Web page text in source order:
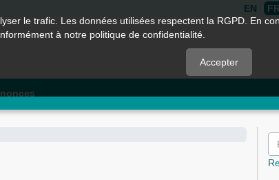
EN FR
le trafic. Les données utilisées respectent la RGPD. En
à notre politique de confidentialité.
Accepter